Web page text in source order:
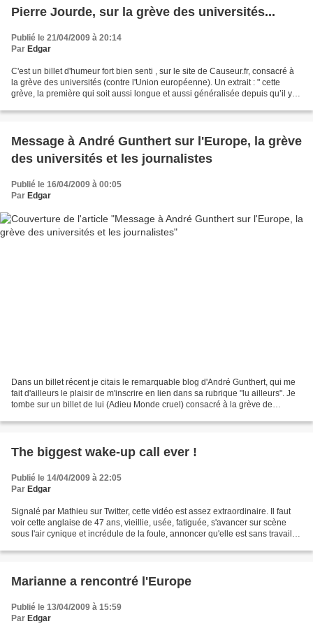
Pierre Jourde, sur la grève des universités...
Publié le 21/04/2009 à 20:14
Par Edgar
C'est un billet d'humeur fort bien senti , sur le site de Causeur.fr, consacré à
la grève des universités (contre l'Union européenne). Un extrait : " cette
grève, la première qui soit aussi longue et aussi généralisée depuis qu’il y a
Message à André Gunthert sur l'Europe, la grève
des universités et les journalistes
Publié le 16/04/2009 à 00:05
Par Edgar
Dans un billet récent je citais le remarquable blog d'André Gunthert, qui me
fait d'ailleurs le plaisir de m'inscrire en lien dans sa rubrique "lu ailleurs". Je
tombe sur un billet de lui (Adieu Monde cruel) consacré à la grève de
The biggest wake-up call ever !
Publié le 14/04/2009 à 22:05
Par Edgar
Signalé par Mathieu sur Twitter, cette vidéo est assez extraordinaire. Il faut
voir cette anglaise de 47 ans, vieillie, usée, fatiguée, s'avancer sur scène
sous l'air cynique et incrédule de la foule, annoncer qu'elle est sans travail
Marianne a rencontré l'Europe
Publié le 13/04/2009 à 15:59
Par Edgar